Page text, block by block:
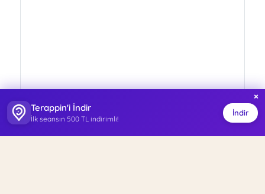
×
Terappin'i İndir
İlk seansın 500 TL indirimli!
İndir